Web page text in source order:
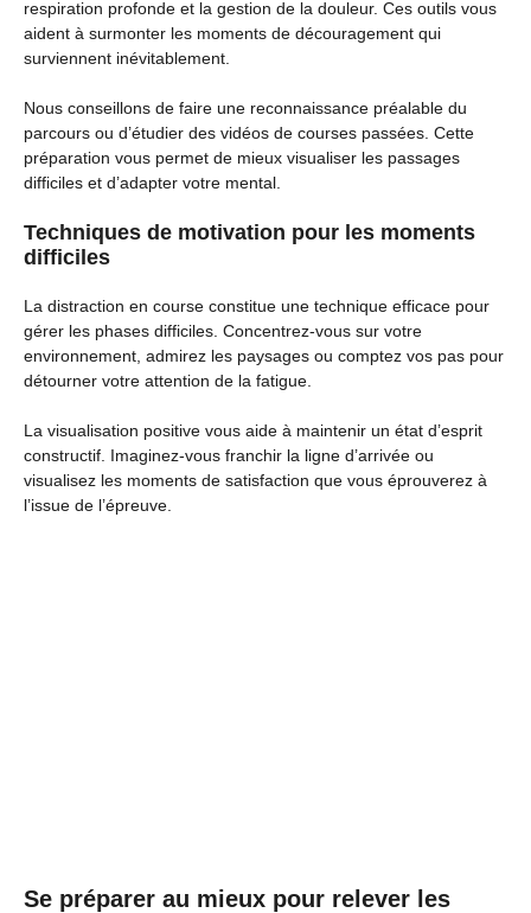
respiration profonde et la gestion de la douleur. Ces outils vous
aident à surmonter les moments de découragement qui
surviennent inévitablement.
Nous conseillons de faire une reconnaissance préalable du
parcours ou d’étudier des vidéos de courses passées. Cette
préparation vous permet de mieux visualiser les passages
difficiles et d’adapter votre mental.
Techniques de motivation pour les moments
difficiles
La distraction en course constitue une technique efficace pour
gérer les phases difficiles. Concentrez-vous sur votre
environnement, admirez les paysages ou comptez vos pas pour
détourner votre attention de la fatigue.
La visualisation positive vous aide à maintenir un état d’esprit
constructif. Imaginez-vous franchir la ligne d’arrivée ou
visualisez les moments de satisfaction que vous éprouverez à
l’issue de l’épreuve.
Se préparer au mieux pour relever les